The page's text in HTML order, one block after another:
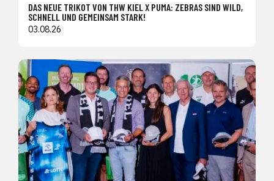
DAS NEUE TRIKOT VON THW KIEL X PUMA: ZEBRAS SIND WILD,
SCHNELL UND GEMEINSAM STARK!
03.08.26